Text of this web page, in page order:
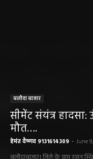
बलौदा बाजार
सीमेंट संयंत्र
मौत….
हेमंत वैष्णव 9131614309 - June